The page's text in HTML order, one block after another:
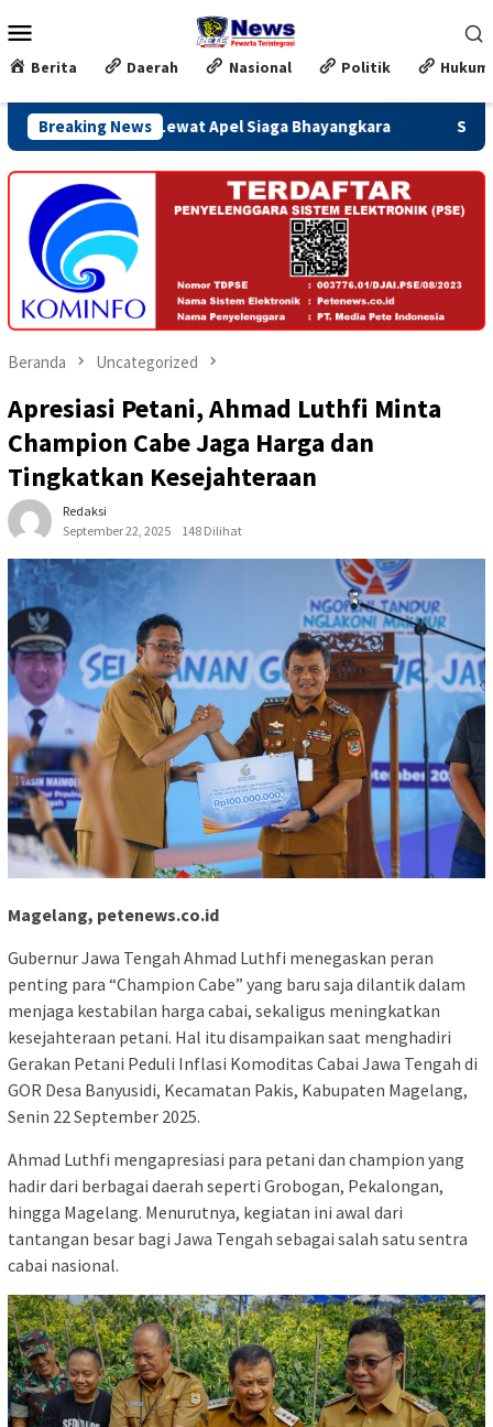
ke
kontenMobile
Berita Daerah Nasional Politik Hukum
Breaking News
Lewat Apel Siaga Bhayangkara Satu Minggu Jelang
Beranda Uncategorized
Apresiasi Petani, Ahmad Luthfi Minta
Champion Cabe Jaga Harga dan
Tingkatkan Kesejahteraan
Redaksi
September 22, 2025
148 Dilihat
Magelang, petenews.co.id
Gubernur Jawa Tengah Ahmad Luthfi menegaskan peran
penting para “Champion Cabe” yang baru saja dilantik dalam
menjaga kestabilan harga cabai, sekaligus meningkatkan
kesejahteraan petani. Hal itu disampaikan saat menghadiri
Gerakan Petani Peduli Inflasi Komoditas Cabai Jawa Tengah di
GOR Desa Banyusidi, Kecamatan Pakis, Kabupaten Magelang,
Senin 22 September 2025.
Ahmad Luthfi mengapresiasi para petani dan champion yang
hadir dari berbagai daerah seperti Grobogan, Pekalongan,
hingga Magelang. Menurutnya, kegiatan ini awal dari
tantangan besar bagi Jawa Tengah sebagai salah satu sentra
cabai nasional.